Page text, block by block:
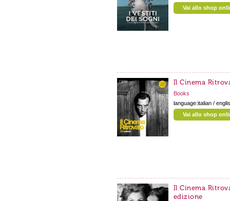
Vai allo shop
Il Cinema
Books
language:italian /
Vai allo shop
Il Cinema
edizione